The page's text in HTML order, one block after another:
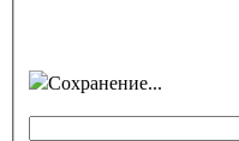
Сохранение...